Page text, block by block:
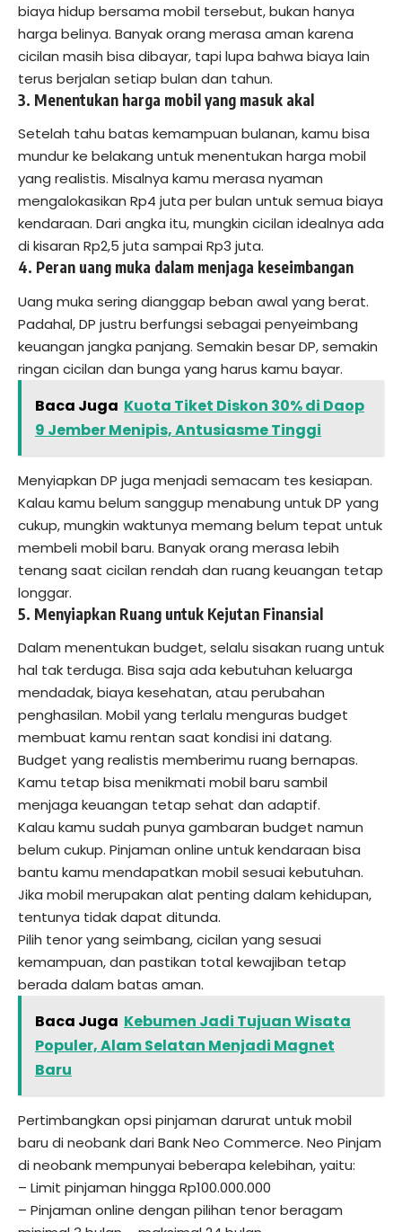
biaya hidup bersama mobil tersebut, bukan hanya
harga belinya. Banyak orang merasa aman karena
cicilan masih bisa dibayar, tapi lupa bahwa biaya lain
terus berjalan setiap bulan dan tahun.
3. Menentukan harga mobil yang masuk akal
Setelah tahu batas kemampuan bulanan, kamu bisa
mundur ke belakang untuk menentukan harga mobil
yang realistis. Misalnya kamu merasa nyaman
mengalokasikan Rp4 juta per bulan untuk semua biaya
kendaraan. Dari angka itu, mungkin cicilan idealnya ada
di kisaran Rp2,5 juta sampai Rp3 juta.
4. Peran uang muka dalam menjaga keseimbangan
Uang muka sering dianggap beban awal yang berat.
Padahal, DP justru berfungsi sebagai penyeimbang
keuangan jangka panjang. Semakin besar DP, semakin
ringan cicilan dan bunga yang harus kamu bayar.
Baca Juga Kuota Tiket Diskon 30% di Daop
9 Jember Menipis, Antusiasme Tinggi
Menyiapkan DP juga menjadi semacam tes kesiapan.
Kalau kamu belum sanggup menabung untuk DP yang
cukup, mungkin waktunya memang belum tepat untuk
membeli mobil baru. Banyak orang merasa lebih
tenang saat cicilan rendah dan ruang keuangan tetap
longgar.
5. Menyiapkan Ruang untuk Kejutan Finansial
Dalam menentukan budget, selalu sisakan ruang untuk
hal tak terduga. Bisa saja ada kebutuhan keluarga
mendadak, biaya kesehatan, atau perubahan
penghasilan. Mobil yang terlalu menguras budget
membuat kamu rentan saat kondisi ini datang.
Budget yang realistis memberimu ruang bernapas.
Kamu tetap bisa menikmati mobil baru sambil
menjaga keuangan tetap sehat dan adaptif.
Kalau kamu sudah punya gambaran budget namun
belum cukup. Pinjaman online untuk kendaraan bisa
bantu kamu mendapatkan mobil sesuai kebutuhan.
Jika mobil merupakan alat penting dalam kehidupan,
tentunya tidak dapat ditunda.
Pilih tenor yang seimbang, cicilan yang sesuai
kemampuan, dan pastikan total kewajiban tetap
berada dalam batas aman.
Baca Juga Kebumen Jadi Tujuan Wisata
Populer, Alam Selatan Menjadi Magnet
Baru
Pertimbangkan opsi pinjaman darurat untuk mobil
baru di neobank dari Bank Neo Commerce. Neo Pinjam
di neobank mempunyai beberapa kelebihan, yaitu:
– Limit pinjaman hingga Rp100.000.000
– Pinjaman online dengan pilihan tenor beragam